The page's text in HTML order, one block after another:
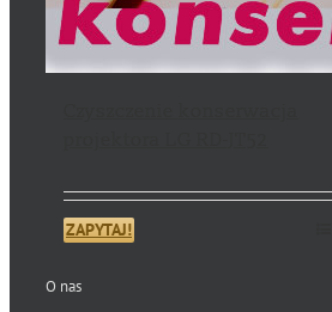
ZAPYTAJ!
O nas